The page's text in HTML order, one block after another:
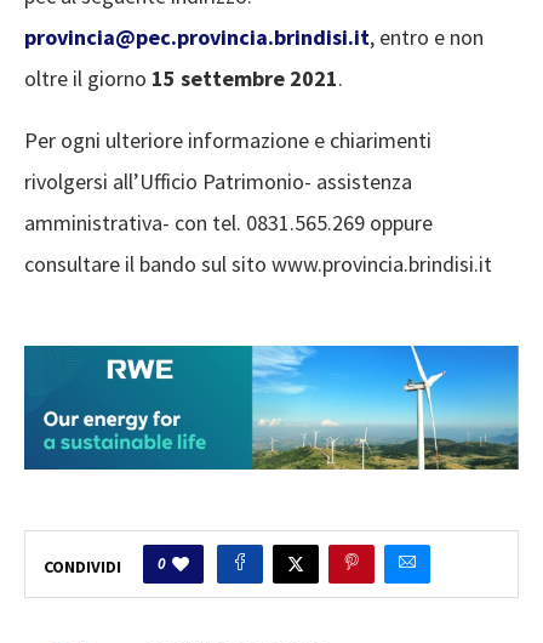
provincia@pec.provincia.brindisi.it, entro e non
oltre il giorno 15 settembre 2021.
Per ogni ulteriore informazione e chiarimenti
rivolgersi all’Ufficio Patrimonio- assistenza
amministrativa- con tel. 0831.565.269 oppure
consultare il bando sul sito www.provincia.brindisi.it
CONDIVIDI 0